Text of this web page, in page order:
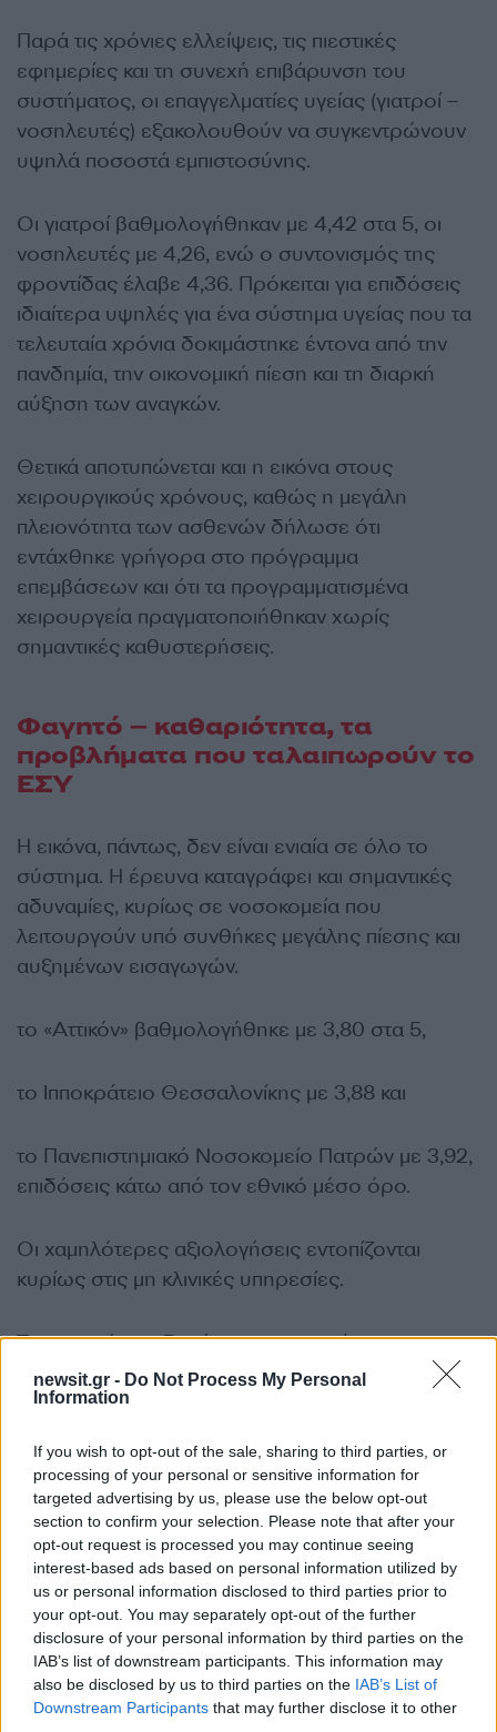
newsit.gr - Do Not Process My Personal
Information
If you wish to opt-out of the sale, sharing to third parties, or
processing of your personal or sensitive information for
targeted advertising by us, please use the below opt-out
section to confirm your selection. Please note that after your
opt-out request is processed you may continue seeing
interest-based ads based on personal information utilized by
us or personal information disclosed to third parties prior to
your opt-out. You may separately opt-out of the further
disclosure of your personal information by third parties on the
IAB’s list of downstream participants. This information may
also be disclosed by us to third parties on the IAB’s List of
Downstream Participants that may further disclose it to other
Παρά τις χρόνιες ελλείψεις, τις πιεστικές
εφημερίες και τη συνεχή επιβάρυνση του
συστήματος, οι επαγγελματίες υγείας (γιατροί –
νοσηλευτές) εξακολουθούν να συγκεντρώνουν
υψηλά ποσοστά εμπιστοσύνης.
Οι γιατροί βαθμολογήθηκαν με 4,42 στα 5, οι
νοσηλευτές με 4,26, ενώ ο συντονισμός της
φροντίδας έλαβε 4,36. Πρόκειται για επιδόσεις
ιδιαίτερα υψηλές για ένα σύστημα υγείας που τα
τελευταία χρόνια δοκιμάστηκε έντονα από την
πανδημία, την οικονομική πίεση και τη διαρκή
αύξηση των αναγκών.
Θετικά αποτυπώνεται και η εικόνα στους
χειρουργικούς χρόνους, καθώς η μεγάλη
πλειονότητα των ασθενών δήλωσε ότι
εντάχθηκε γρήγορα στο πρόγραμμα
επεμβάσεων και ότι τα προγραμματισμένα
χειρουργεία πραγματοποιήθηκαν χωρίς
σημαντικές καθυστερήσεις.
Φαγητό – καθαριότητα, τα
προβλήματα που ταλαιπωρούν το
ΕΣΥ
Η εικόνα, πάντως, δεν είναι ενιαία σε όλο το
σύστημα. Η έρευνα καταγράφει και σημαντικές
αδυναμίες, κυρίως σε νοσοκομεία που
λειτουργούν υπό συνθήκες μεγάλης πίεσης και
αυξημένων εισαγωγών.
το «Αττικόν» βαθμολογήθηκε με 3,80 στα 5,
το Ιπποκράτειο Θεσσαλονίκης με 3,88 και
το Πανεπιστημιακό Νοσοκομείο Πατρών με 3,92,
επιδόσεις κάτω από τον εθνικό μέσο όρο.
Οι χαμηλότερες αξιολογήσεις εντοπίζονται
κυρίως στις μη κλινικές υπηρεσίες.
Το φαγητό στα δημόσια νοσοκομεία
συγκέντρωσε μόλις 3,53 στα 5, ενώ στο 87%
των νοσοκομείων οι επιδόσεις παρέμειναν κάτω
Αντίστοιχα, η καθαριότητα παρουσιάζει τεράστιες
διαφορές από νοσοκομείο σε νοσοκομείο, με
βαθμολογίες που ξεκινούν από το ιδιαίτερα
χαμηλό 1,5 και φτάνουν έως το άριστα 5.
Η εικόνα αυτή αποτυπώνει ένα διαχρονικό
πρόβλημα ανισοτήτων μέσα στο ίδιο το ΕΣΥ, το
οποίο εξακολουθεί να λειτουργεί με